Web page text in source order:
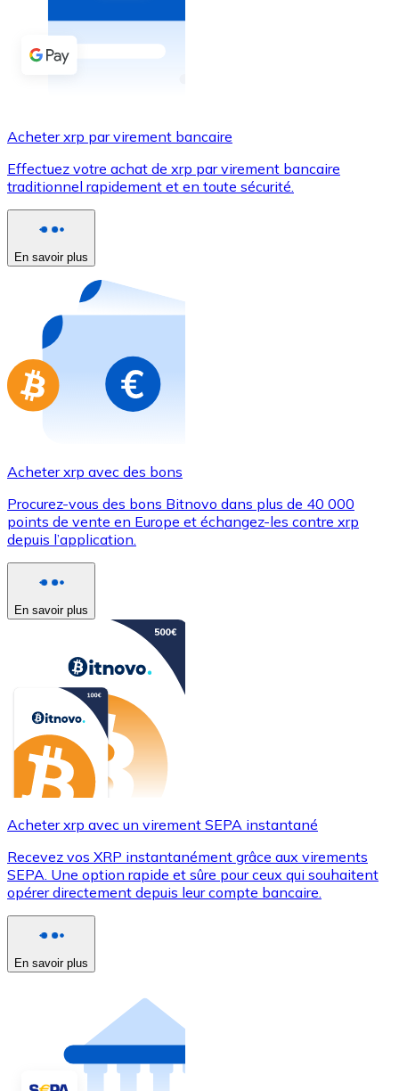
Acheter avec espèces
Virement SEPA
Utilisez les cartes Visa et Mastercard pour acheter
Acheter avec carte
Nouveau
Achetez des cartes-cadeaux de vos marques
Aller à la boutique de cartes-cadeaux
Acheter xrp par virement bancaire
Effectuez votre achat de xrp par virement bancaire
traditionnel rapidement et en toute sécurité.
En savoir plus
Acheter xrp avec des bons
Procurez-vous des bons Bitnovo dans plus de 40 000
points de vente en Europe et échangez-les contre xrp
depuis l’application.
En savoir plus
Acheter xrp avec un virement SEPA instantané
Recevez vos XRP instantanément grâce aux virements
SEPA. Une option rapide et sûre pour ceux qui souhaitent
opérer directement depuis leur compte bancaire.
En savoir plus